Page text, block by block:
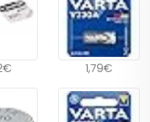
1,79€